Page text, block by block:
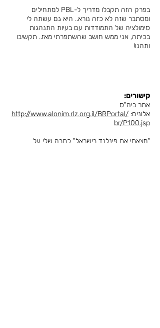
בפרק הזה תקבלו מדריך ל-PBL למתחילים
ומסתבר שזה לא כזה נורא.. היא גם עשתה לי
סימולציה של התמודדות עם בעיות התנהגות
בכיתה, אני ממש חושב שהשתפרתי מאז.. תקשיבו
ותהנו!
קישורים:
אתר ביה"ס
אלונים: http://www.alonim.rlz.org.il/BRPortal/
br/P100.jsp
"מצאתי את פינלנד בישראל" כתבה שלי על